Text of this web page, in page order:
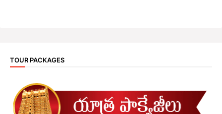
TOUR PACKAGES